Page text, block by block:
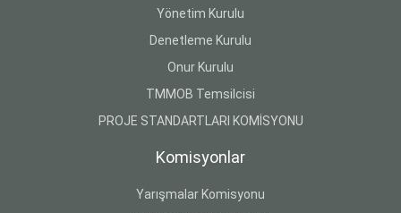
Yönetim Kurulu
Denetleme Kurulu
Onur Kurulu
TMMOB Temsilcisi
PROJE STANDARTLARI KOMİSYONU
Komisyonlar
Yarışmalar Komisyonu